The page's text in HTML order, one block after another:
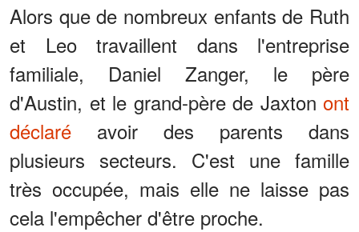
Alors que de nombreux enfants de Ruth
et Leo travaillent dans l'entreprise
familiale, Daniel Zanger, le père
d'Austin, et le grand-père de Jaxton ont
déclaré avoir des parents dans
plusieurs secteurs. C'est une famille
très occupée, mais elle ne laisse pas
cela l'empêcher d'être proche.